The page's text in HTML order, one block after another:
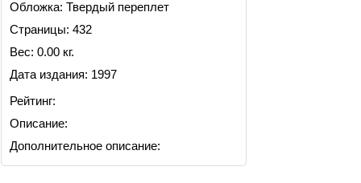
Обложка: Твердый переплет
Страницы: 432
Вес: 0.00 кг.
Дата издания: 1997
Рейтинг:
Описание:
Дополнительное описание: